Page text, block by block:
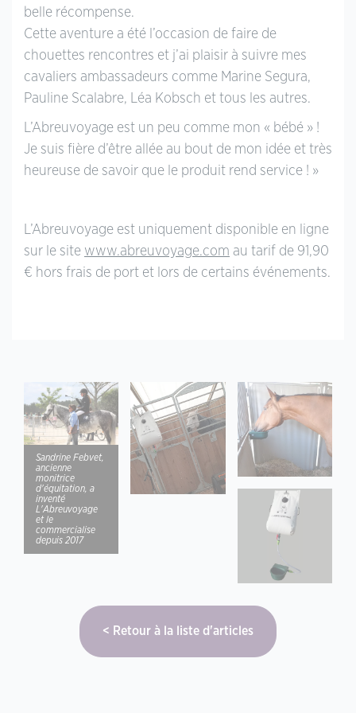
belle récompense.
Cette aventure a été l’occasion de faire de
chouettes rencontres et j’ai plaisir à suivre mes
cavaliers ambassadeurs comme Marine Segura,
Pauline Scalabre, Léa Kobsch et tous les autres.
L’Abreuvoyage est un peu comme mon « bébé » !
Je suis fière d’être allée au bout de mon idée et très
heureuse de savoir que le produit rend service ! »
L’Abreuvoyage est uniquement disponible en ligne
sur le site www.abreuvoyage.com au tarif de 91,90
€ hors frais de port et lors de certains événements.
Sandrine Febvet,
ancienne
monitrice
d'équitation, a
inventé
L'Abreuvoyage
et le
commercialise
depuis 2017
Retour à la liste d'articles